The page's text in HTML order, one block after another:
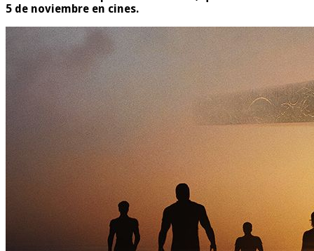
5 de noviembre en cines.